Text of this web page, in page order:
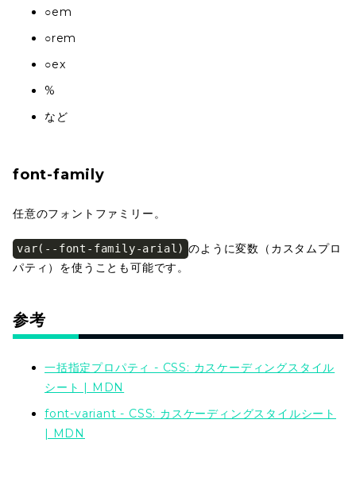
○em
○rem
○ex
%
など
font-family
任意のフォントファミリー。
var(--font-family-arial) のように変数（カスタムプロ
パティ）を使うことも可能です。
参考
一括指定プロパティ - CSS: カスケーディングスタイル
シート | MDN
font-variant - CSS: カスケーディングスタイルシート
| MDN